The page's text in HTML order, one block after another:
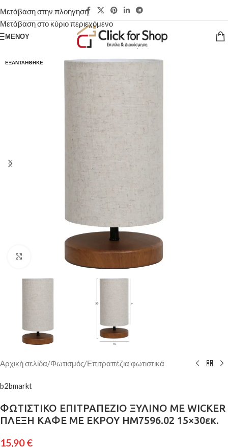
Μετάβαση στην πλοήγηση
Μετάβαση στο κύριο περιεχόμενο
ΜΕΝΟΎ
ΕΞΑΝΤΛΉΘΗΚΕ
Κάντε κλικ για μεγέθυνση
Αρχική σελίδα/Φωτισμός/Επιτραπέζια φωτιστικά
b2bmarkt
ΦΩΤΙΣΤΙΚΟ ΕΠΙΤΡΑΠΕΖΙΟ ΞΥΛΙΝΟ ΜΕ WICKER
ΠΛΕΞΗ ΚΑΦΕ ΜΕ ΕΚΡΟΥ HM7596.02 15×30εκ.
15,90€